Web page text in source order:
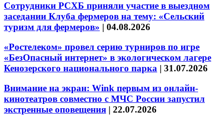
Сотрудники РСХБ приняли участие в выездном
заседании Клуба фермеров на тему: «Сельский
туризм для фермеров» | 04.08.2026
«Ростелеком» провел серию турниров по игре
«БезОпасный интернет» в экологическом лагере
Кенозерского национального парка | 31.07.2026
Внимание на экран: Wink первым из онлайн-
кинотеатров совместно с МЧС России запустил
экстренные оповещения | 22.07.2026